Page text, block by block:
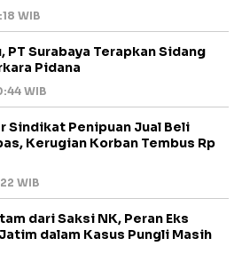
WIB
PT Surabaya Terapkan Sidang
Pidana
WIB
Sindikat Penipuan Jual Beli
Kerugian Korban Tembus Rp
WIB
dari Saksi NK, Peran Eks
dalam Kasus Pungli Masih